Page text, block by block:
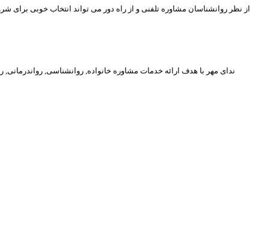
از نظر روانشناسان مشاوره تلفنی و از راه دور می تواند انتخاب خوبی